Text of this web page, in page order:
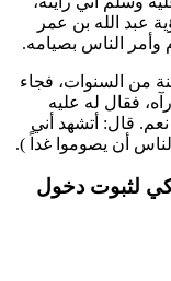
عبد الله بن عمر
وأمر الناس بصيامه.
من السنوات، فجاء
فقال له عليه
نعم. قال: أتشهد أني
أن يصوموا غداً ).
لثبوت دخول